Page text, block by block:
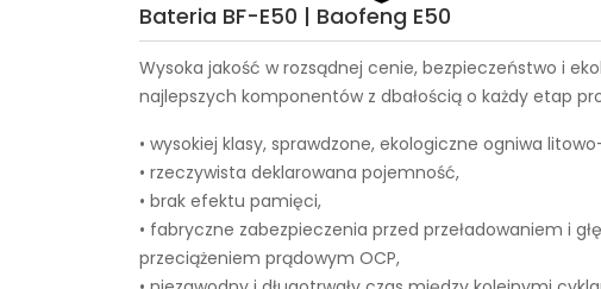
Bateria BF-E50 | Baofeng E50
Wysoka jakość w rozsądnej cenie, bezpieczeństwo i
najlepszych komponentów z dbałością o każdy etap
• wysokiej klasy, sprawdzone, ekologiczne ogniwa
• rzeczywista deklarowana pojemność,
• brak efektu pamięci,
• fabryczne zabezpieczenia przed przeładowaniem i
przeciążeniem prądowym OCP,